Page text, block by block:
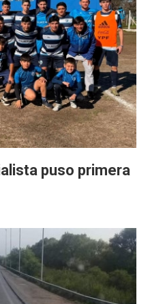
puso primera